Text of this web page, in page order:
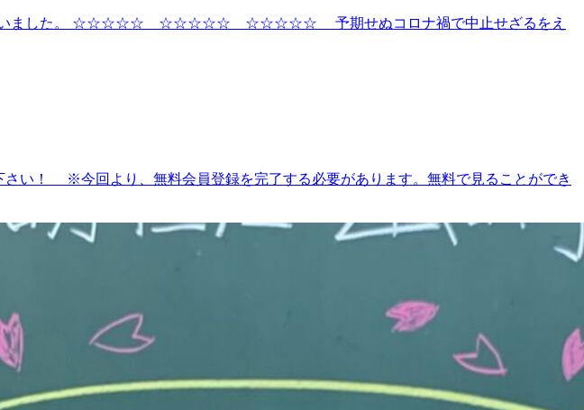
うございました。 ☆☆☆☆☆ ☆☆☆☆☆ ☆☆☆☆☆ 予期せぬコロナ禍で中止せざるをえ
い！ ※今回より、無料会員登録を完了する必要があります。無料で見ることができ